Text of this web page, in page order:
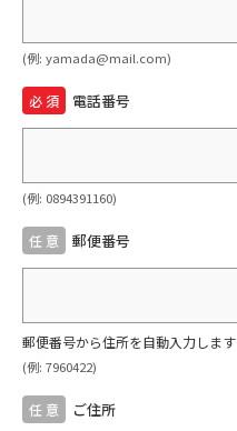
(例: yamada@mail.com)
必 須 電話番号
(例: 0894391160)
任 意 郵便番号
郵便番号から住所を自動入力します
(例: 7960422)
任 意 ご住所